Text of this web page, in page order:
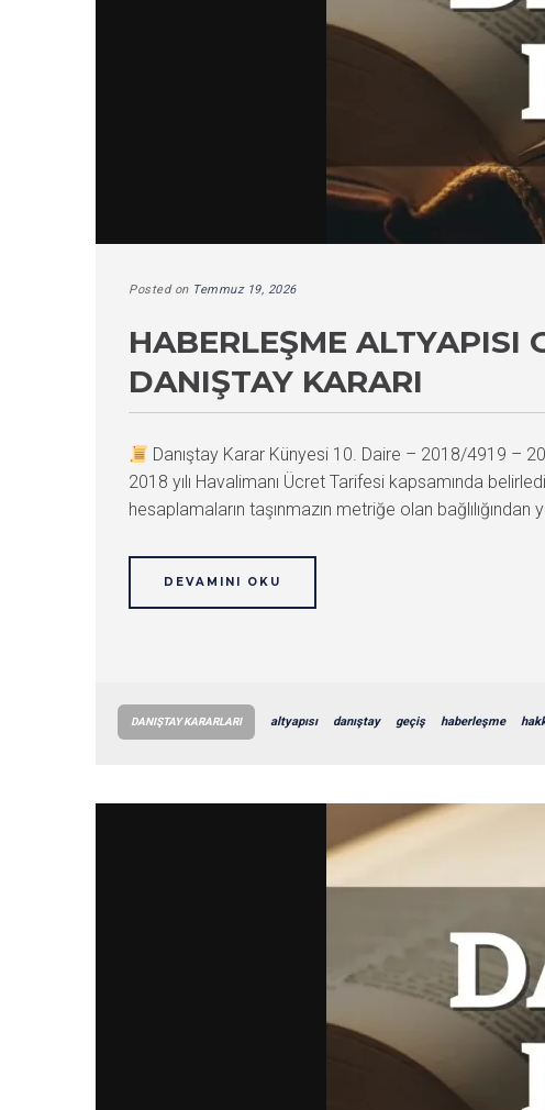
Posted on Temmuz 19, 2026
HABERLEŞME ALTYAPISI
DANIŞTAY KARARI
Danıştay Karar Künyesi 10. Daire – 2018/4919 –
2018 yılı Havalimanı Ücret Tarifesi kapsamında
hesaplamaların taşınmazın metriğe olan
DEVAMINI OKU
DANIŞTAY KARARLARI altyapısı danıştay geçiş haberleşme